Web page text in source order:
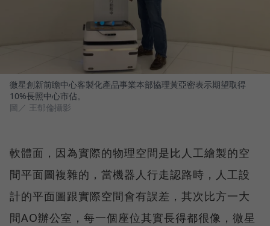
微星創新前瞻中心客製化產品事業本部協理黃亞密表示期望取得
10%長照中心市佔。
圖／ 王郁倫攝影
軟體面，因為實際的物理空間是比人工繪製的空
間平面圖複雜的，當機器人行走認路時，人工設
計的平面圖跟實際空間會有誤差，其次比方一大
間AO辦公室，每一個座位其實長得都很像，微星